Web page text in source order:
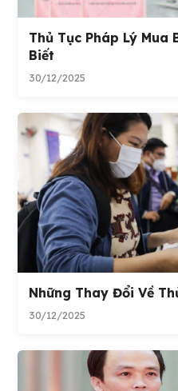
Thủ Tục Pháp Lý Mua
Biết
30/12/2025
Những Thay Đổi Về
30/12/2025